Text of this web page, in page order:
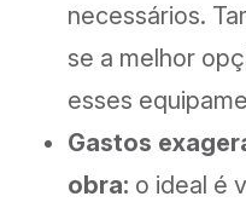
necessários.
se a melhor
esses
Gastos
obra: o ideal é